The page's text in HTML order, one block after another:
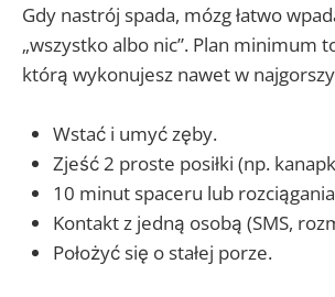
Gdy nastrój spada, mózg łatwo
„wszystko albo nic”. Plan minimum
którą wykonujesz nawet w
Wstać i umyć zęby.
Zjeść 2 proste posiłki (np.
10 minut spaceru lub
Kontakt z jedną osobą (SMS,
Położyć się o stałej porze.